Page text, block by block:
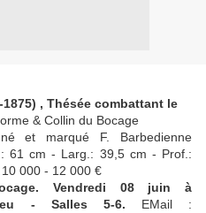
, Thésée combattant le
& Collin du Bocage
et marqué F. Barbedienne
61 cm - Larg.: 39,5 cm - Prof.:
10 000 - 12 000 €
Vendredi 08 juin à
- Salles 5-6. EMail :